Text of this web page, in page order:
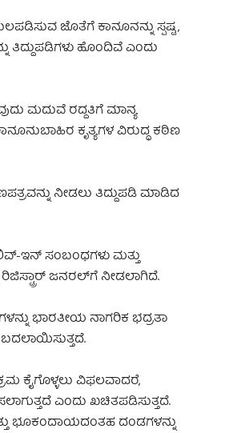
ಜೊತೆಗೆ ಕಾನೂನನ್ನು ಸ್ಪಷ್ಟ,
ತಿದ್ದುಪಡಿಗಳು ಹೊಂದಿವೆ ಎಂದು
ಮದುವೆ ರದ್ದತಿಗೆ ಮಾನ್ಯ
ಕೃತ್ಯಗಳ ವಿರುದ್ಧ ಕಠಿಣ
ನೀಡಲು ತಿದ್ದುಪಡಿ ಮಾಡಿದ
ಇನ್ ಸಂಬಂಧಗಳು ಮತ್ತು
ಜನರಲ್‌ಗೆ ನೀಡಲಾಗಿದೆ.
ಭಾರತೀಯ ನಾಗರಿಕ ಭದ್ರತಾ
ಕೈಗೊಳ್ಳಲು ವಿಫಲವಾದರೆ,
ಎಂದು ಖಚಿತಪಡಿಸುತ್ತದೆ.
ಭೂಕಂದಾಯದಂತಹ ದಂಡಗಳನ್ನು